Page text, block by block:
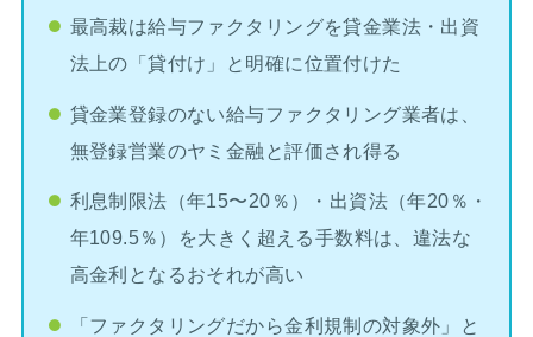
最高裁は給与ファクタリングを貸金業法・出資
法上の「貸付け」と明確に位置付けた
貸金業登録のない給与ファクタリング業者は、
無登録営業のヤミ金融と評価され得る
利息制限法（年15〜20％）・出資法（年20％・
年109.5％）を大きく超える手数料は、違法な
高金利となるおそれが高い
「ファクタリングだから金利規制の対象外」と